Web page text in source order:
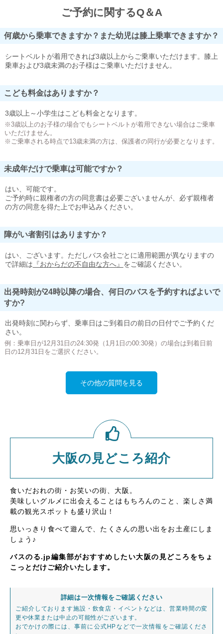
ご予約に関するQ＆A
何歳から乗車できますか？また幼児は膝上乗車できますか？
シートベルトが着用できれば3歳以上からご乗車いただけます。膝上
乗車および3歳未満のお子様はご乗車いただけません。
こども料金はありますか？
3歳以上～小学生はこども料金となります。
※3歳以上のお子様の場合でもシートベルトが着用できない場合はご乗車
いただけません。
※ご乗車される時点で13歳未満の方は、保護者の同行が必要となります。
未成年だけで乗車は可能ですか？
はい、可能です。
ご予約時に親権者の方の同意書は必要ございませんが、必ず親権者
の方の同意を得た上でお申込みください。
障がい者割引はありますか？
はい、ございます。ただしバス会社ごとに適用範囲が異なりますの
で詳細は 『おからだの不自由な方へ』 をご確認ください。
出発時刻が24時以降の場合、何日のバスを予約すればよいで
すか?
出発時刻に関わらず、乗車日はご到着日の前日の日付でご予約くだ
さい。
例：乗車日が12月31日の24:30発（1月1日の00:30発）の場合は到着日前
日の12月31日をご選択ください。
その他の質問を見る
大阪の見どころ紹介
食いだおれの街・お笑いの街、大阪。
美味しいグルメに出会えることはもちろんのこと、楽しさ満
載の観光スポットも盛り沢山！
思いっきり食べて遊んで、たくさんの思い出をお土産にしま
しょう♪
バスのる.jp編集部がおすすめしたい大阪の見どころをちょ
こっとだけご紹介いたします。
詳細は一次情報をご確認ください
ご紹介しております施設・飲食店・イベントなどは、営業時間の変
更や休業または中止の可能性がございます。
おでかけの際には、事前に公式HPなどで一次情報をご確認くださ